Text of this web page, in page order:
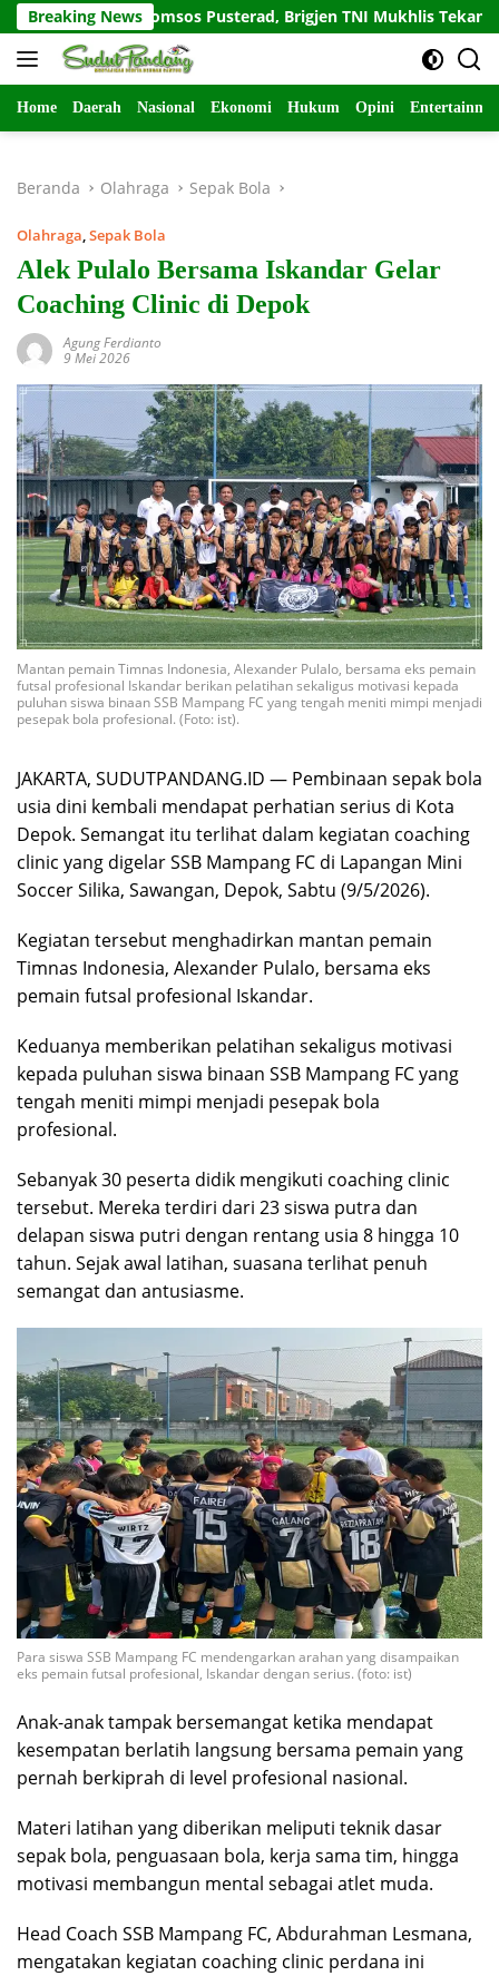
Langsung
ke
konten
Breaking News
Sapa Komsos Pusterad, Brigjen TNI Mukhlis Tekankan
Home Daerah Nasional Ekonomi Hukum Opini
Beranda Olahraga Sepak Bola
Olahraga,Sepak Bola
Alek Pulalo Bersama Iskandar Gelar
Coaching Clinic di Depok
Agung Ferdianto
9 Mei 2026
Mantan pemain Timnas Indonesia, Alexander Pulalo, bersama eks pemain
futsal profesional Iskandar berikan pelatihan sekaligus motivasi kepada
puluhan siswa binaan SSB Mampang FC yang tengah meniti mimpi menjadi
pesepak bola profesional. (Foto: ist).
JAKARTA, SUDUTPANDANG.ID — Pembinaan sepak bola
usia dini kembali mendapat perhatian serius di Kota
Depok. Semangat itu terlihat dalam kegiatan coaching
clinic yang digelar SSB Mampang FC di Lapangan Mini
Soccer Silika, Sawangan, Depok, Sabtu (9/5/2026).
Kegiatan tersebut menghadirkan mantan pemain
Timnas Indonesia, Alexander Pulalo, bersama eks
pemain futsal profesional Iskandar.
Keduanya memberikan pelatihan sekaligus motivasi
kepada puluhan siswa binaan SSB Mampang FC yang
tengah meniti mimpi menjadi pesepak bola
profesional.
Sebanyak 30 peserta didik mengikuti coaching clinic
tersebut. Mereka terdiri dari 23 siswa putra dan
delapan siswa putri dengan rentang usia 8 hingga 10
tahun. Sejak awal latihan, suasana terlihat penuh
semangat dan antusiasme.
Para siswa SSB Mampang FC mendengarkan arahan yang disampaikan
eks pemain futsal profesional, Iskandar dengan serius. (foto: ist)
Anak-anak tampak bersemangat ketika mendapat
kesempatan berlatih langsung bersama pemain yang
pernah berkiprah di level profesional nasional.
Materi latihan yang diberikan meliputi teknik dasar
sepak bola, penguasaan bola, kerja sama tim, hingga
motivasi membangun mental sebagai atlet muda.
Head Coach SSB Mampang FC, Abdurahman Lesmana,
mengatakan kegiatan coaching clinic perdana ini